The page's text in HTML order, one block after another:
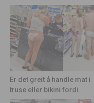
Er det greit å handle mat i
truse eller bikini fordi...